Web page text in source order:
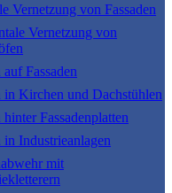
Vernetzung von Fassaden
Vernetzung von
auf Fassaden
in Kirchen und Dachstühlen
hinter Fassadenplatten
in Industrieanlagen
mit